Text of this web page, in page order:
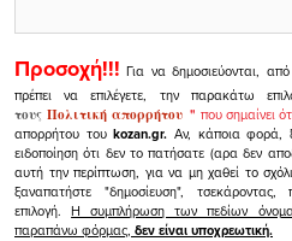
Προσοχή!!! Για να δημοσιεύονται,
πρέπει να επιλέγετε, την παρακάτω
τουςΠολιτική απορρήτου" που σημαίνει
απορρήτου τουkozan.gr. Αν, κάποια φορά,
ειδοποίηση ότι δεν το πατήσατε (αρα δεν
αυτή την περίπτωση, για να μη χαθεί το
ξαναπατήστε "δημοσίευση",
επιλογή.Η συμπλήρωση των πεδίων
παραπάνω φόρμας, δεν είναι υποχρεωτική.